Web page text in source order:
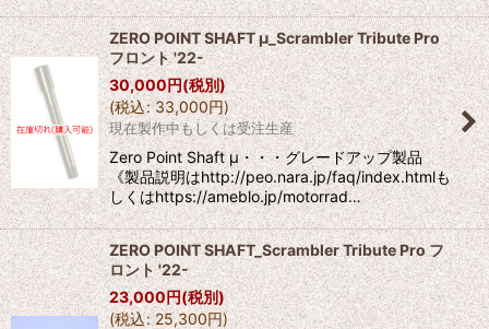
ZERO POINT SHAFT μ_Scrambler Tribute Pro
フロント '22-
30,000円(税別)
(税込: 33,000円)
現在製作中もしくは受注生産
Zero Point Shaft μ・・・グレードアップ製品
《製品説明はhttp://peo.nara.jp/faq/index.htmlも
しくはhttps://ameblo.jp/motorrad…
ZERO POINT SHAFT_Scrambler Tribute Pro フ
ロント '22-
23,000円(税別)
(税込: 25,300円)